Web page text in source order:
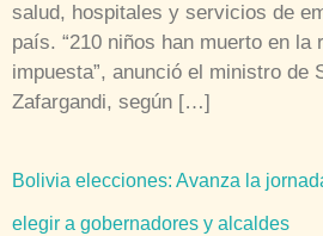
salud, hospitales y servicios de
país. “210 niños han muerto en la
impuesta”, anunció el ministro de
Zafargandi, según […]
Bolivia elecciones: Avanza la
elegir a gobernadores y alcaldes